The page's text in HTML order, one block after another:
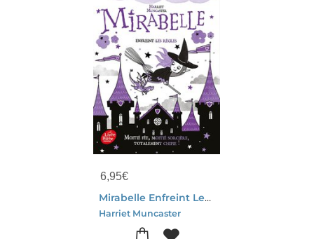
6,95€
Mirabelle Enfreint Les Regles
Harriet Muncaster